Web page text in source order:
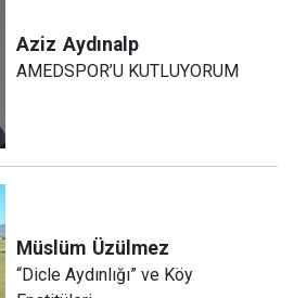
Aziz Aydınalp
AMEDSPOR’U KUTLUYORUM
Müslüm Üzülmez
“Dicle Aydınlığı” ve Köy